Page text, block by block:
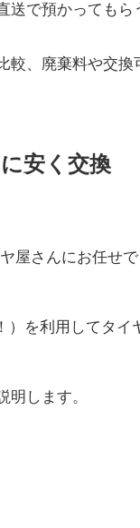
送で預かってもら
較、廃棄料や交換
安く交換
屋さんにお任せで
）を利用してタイ
明します。